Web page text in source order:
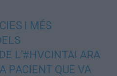
I MÉS
L’#HVCINTA! ARA
PACIENT QUE VA